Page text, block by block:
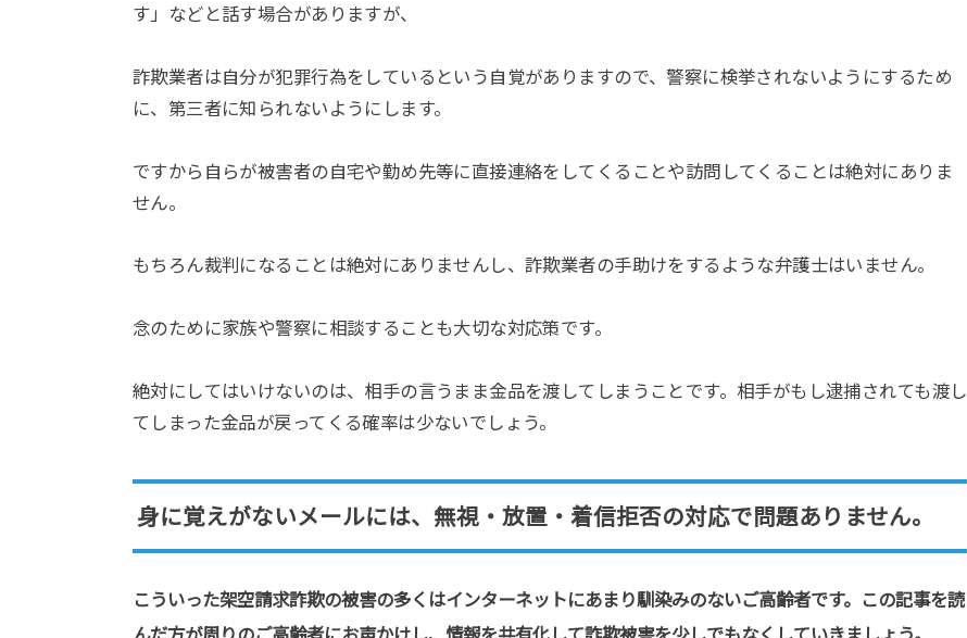
す」などと話す場合がありますが、
詐欺業者は自分が犯罪行為をしているという自覚がありますので、警察に検挙されないようにするため
に、第三者に知られないようにします。
ですから自らが被害者の自宅や勤め先等に直接連絡をしてくることや訪問してくることは絶対にありま
せん。
もちろん裁判になることは絶対にありませんし、詐欺業者の手助けをするような弁護士はいません。
念のために家族や警察に相談することも大切な対応策です。
絶対にしてはいけないのは、相手の言うまま金品を渡してしまうことです。相手がもし逮捕されても渡し
てしまった金品が戻ってくる確率は少ないでしょう。
身に覚えがないメールには、無視・放置・着信拒否の対応で問題ありません。
こういった架空請求詐欺の被害の多くはインターネットにあまり馴染みのないご高齢者です。この記事を読